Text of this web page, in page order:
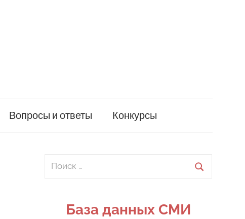
Вопросы и ответы Конкурсы
Поиск
База данных СМИ